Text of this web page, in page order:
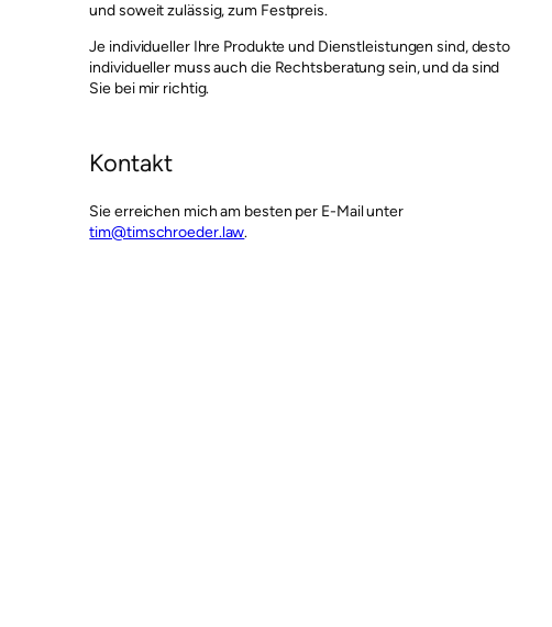
und soweit zulässig, zum Festpreis.
Je individueller Ihre Produkte und Dienstleistungen sind, desto
individueller muss auch die Rechtsberatung sein, und da sind
Sie bei mir richtig.
Kontakt
Sie erreichen mich am besten per E-Mail unter
tim@timschroeder.law.